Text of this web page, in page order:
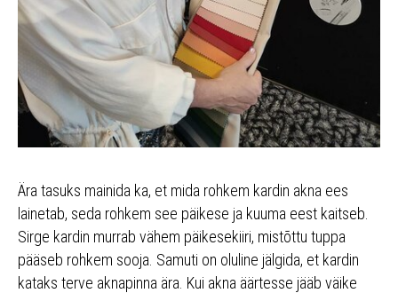
Ära tasuks mainida ka, et mida rohkem kardin akna ees
lainetab, seda rohkem see päikese ja kuuma eest kaitseb.
Sirge kardin murrab vähem päikesekiiri, mistõttu tuppa
pääseb rohkem sooja. Samuti on oluline jälgida, et kardin
kataks terve aknapinna ära. Kui akna äärtesse jääb väike